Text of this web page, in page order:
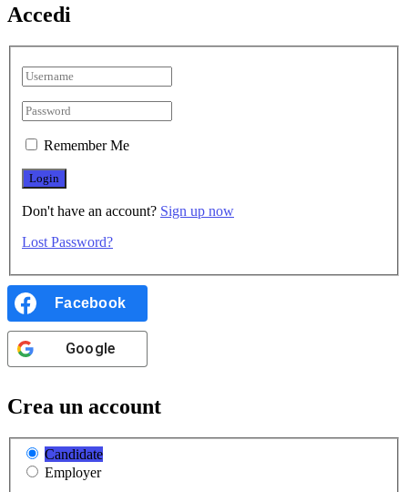
Accedi
Remember Me
Don't have an account? Sign up now
Lost Password?
Facebook
Google
Crea un account
Candidate
Employer